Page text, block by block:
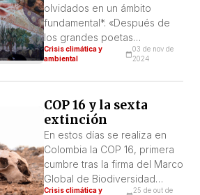
podemos descartar que sea
mayor, porque a estas horas
aún […]
olvidados en un ámbito
fundamental*. «Después de
los grandes poetas
románticos, los mayores
conquista de la naturaleza
industrial fueron Karl Marx e
Friedrich Engels, los
fundadores del materialismo
histórico clásico»[1] Matteo
Bavassano El propósito de
este artículo es
Crisis climática y
ambiental
03 de nov de
2024
COP 16 y la sexta
extinción
En estos días se realiza en
Colombia la COP 16, primera
cumbre tras la firma del Marco
Global de Biodiversidad
Crisis climática y
25 de out de